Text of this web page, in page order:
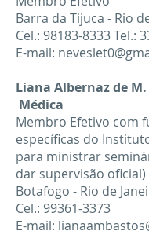
Barra da Tijuca - Rio
Cel.: 98183-8333Tel.:
E-mail:
Liana Albernaz de
Médica
Membro Efetivo com
específicas do
para ministrar
dar supervisão oficial)
Botafogo - Rio de
Cel.: 99361-3373
E-mail: